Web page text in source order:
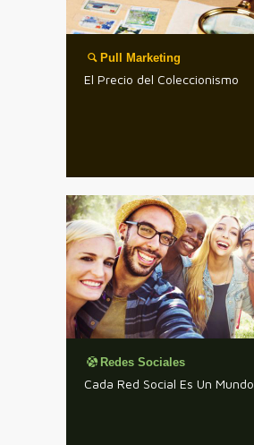
Pull Marketing
El Precio del Coleccionismo
Redes Sociales
Cada Red Social Es Un Mundo